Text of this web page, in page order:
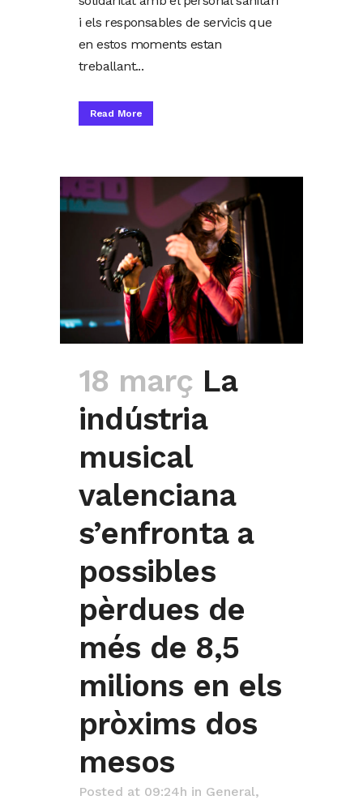
i els responsables de servicis que
en estos moments estan
treballant...
Read More
18 març La
indústria
musical
valenciana
s’enfronta a
possibles
pèrdues de
més de 8,5
milions en els
pròxims dos
mesos
Posted at 09:24h in General,